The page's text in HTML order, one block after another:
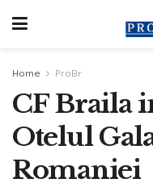
Home ProBr
CF Braila
Otelul
Romaniei